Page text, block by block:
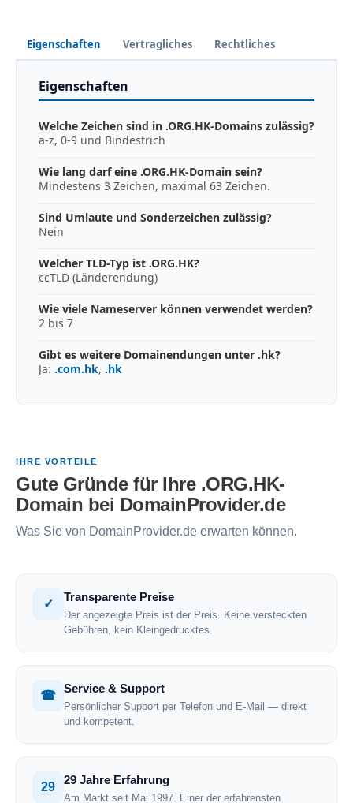
Eigenschaften Vertragliches Rechtliches
Eigenschaften
Welche Zeichen sind in .ORG.HK-Domains zulässig?
a-z, 0-9 und Bindestrich
Wie lang darf eine .ORG.HK-Domain sein?
Mindestens 3 Zeichen, maximal 63 Zeichen.
Sind Umlaute und Sonderzeichen zulässig?
Nein
Welcher TLD-Typ ist .ORG.HK?
ccTLD (Länderendung)
Wie viele Nameserver können verwendet werden?
2 bis 7
Gibt es weitere Domainendungen unter .hk?
Ja: .com.hk, .hk
IHRE VORTEILE
Gute Gründe für Ihre .ORG.HK-
Domain bei DomainProvider.de
Was Sie von DomainProvider.de erwarten können.
✓
Transparente Preise
Der angezeigte Preis ist der Preis. Keine versteckten
Gebühren, kein Kleingedrucktes.
☎
Service & Support
Persönlicher Support per Telefon und E-Mail — direkt
und kompetent.
29
29 Jahre Erfahrung
Am Markt seit Mai 1997. Einer der erfahrensten